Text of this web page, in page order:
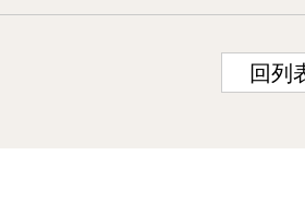
回列